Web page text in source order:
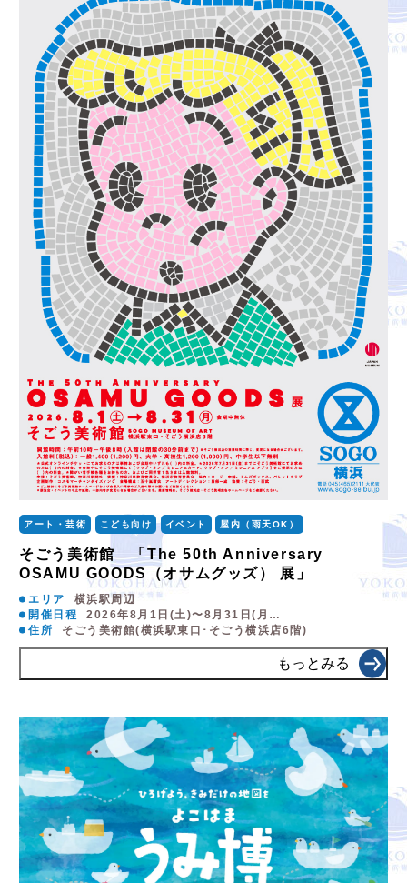
アート・芸術 こども向け イベント 屋内（雨天OK）
そごう美術館 「The 50th Anniversary
OSAMU GOODS（オサムグッズ） 展」
エリア
横浜駅周辺
開催日程
2026年8月1日(土)〜8月31日(月…
住所
そごう美術館(横浜駅東口･そごう横浜店6階)
もっとみる